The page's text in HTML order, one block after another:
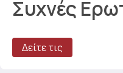
Συχνές
Δείτε τις